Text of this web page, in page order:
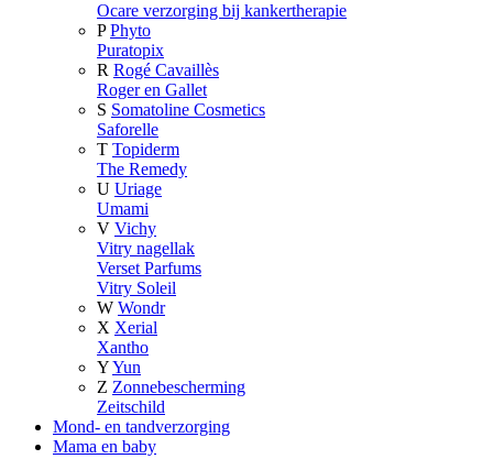
Ocare verzorging bij kankertherapie
P Phyto
Puratopix
R Rogé Cavaillès
Roger en Gallet
S Somatoline Cosmetics
Saforelle
T Topiderm
The Remedy
U Uriage
Umami
V Vichy
Vitry nagellak
Verset Parfums
Vitry Soleil
W Wondr
X Xerial
Xantho
YYun
Z Zonnebescherming
Zeitschild
Mond- en tandverzorging
Mama en baby